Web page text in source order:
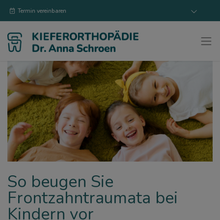
Termin vereinbaren
So beugen Sie
Frontzahntraumata bei
Kindern vor